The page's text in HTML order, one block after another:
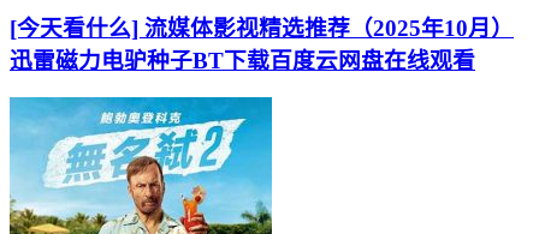
[今天看什么] 流媒体影视精选推荐（2025年10月）
迅雷磁力电驴种子BT下载百度云网盘在线观看